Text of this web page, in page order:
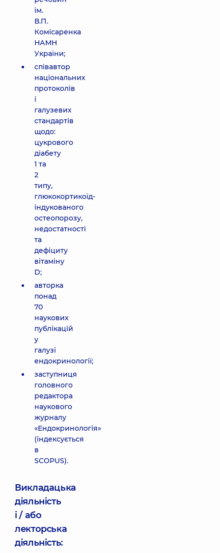
ім.
В.П.
Комісаренка
НАМН
України;
співавтор
національних
протоколів
і
галузевих
стандартів
щодо:
цукрового
діабету
1 та
2
типу,
глюкокортикоїд-
індукованого
остеопорозу,
недостатності
та
дефіциту
вітаміну
D;
авторка
понад
70
наукових
публікацій
у
галузі
ендокринології;
заступниця
головного
редактора
наукового
журналу
«Ендокринологія»
(індексується
в
SCOPUS).
Викладацька
діяльність
і / або
лекторська
діяльність: